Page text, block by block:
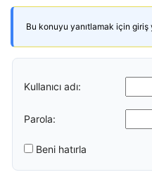
Bu konuyu yanıtlamak için giriş
Kullanıcı adı:
Parola:
Beni hatırla